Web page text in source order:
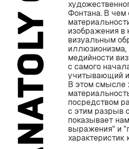
Фонтана. В чем
изображения в
визуальным
иллюзионизма,
медийности
с самого
учитывающий
В этом смысле
посредством
с этим разрыв
показывает
выражения" и
характеристик